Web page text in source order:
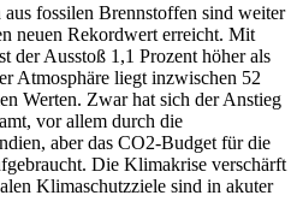
fossilen Brennstoffen sind weiter
neuen Rekordwert erreicht. Mit
der Ausstoß 1,1 Prozent höher als
Atmosphäre liegt inzwischen 52
Werten. Zwar hat sich der Anstieg
vor allem durch die
aber das CO2-Budget für die
Die Klimakrise verschärft
Klimaschutzziele sind in akuter